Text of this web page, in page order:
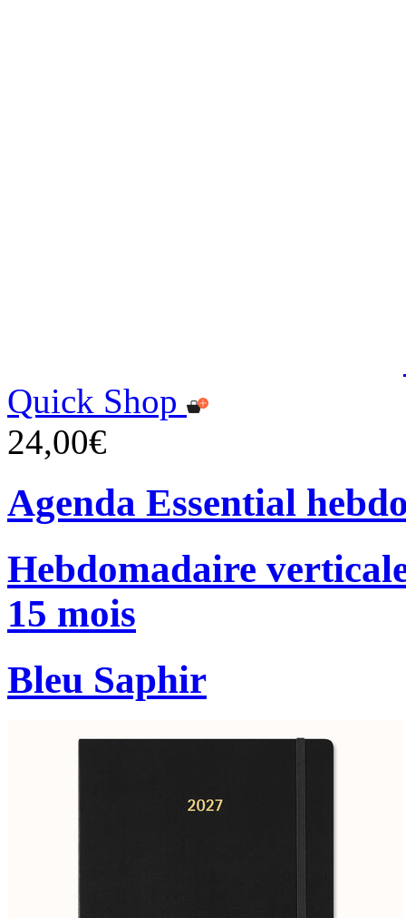
Quick Shop
24,00€
Agenda Essential
Hebdomadaire
15 mois
Bleu Saphir